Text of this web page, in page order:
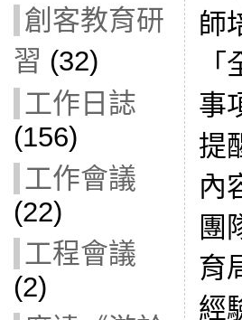
創客教育研
習 (32)
工作日誌
(156)
工作會議
(22)
工程會議
(2)
師
事
提
內
團
育
經